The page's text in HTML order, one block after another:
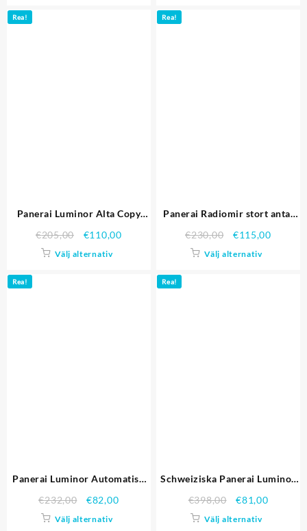
Rea!
Panerai Luminor Alta Copy
€205,00 €110,00
Välj alternativ
Rea!
Panerai Radiomir stort antal
€230,00 €115,00
Välj alternativ
Rea!
Panerai Luminor Automatisk
Dial Stainless Steel Case svart
läderrem Replika Klockor
€232,00 €82,00
Välj alternativ
Rea!
Schweiziska Panerai Luminor
Steel Case svart läderrem
Replika Klockor
€398,00 €81,00
Välj alternativ